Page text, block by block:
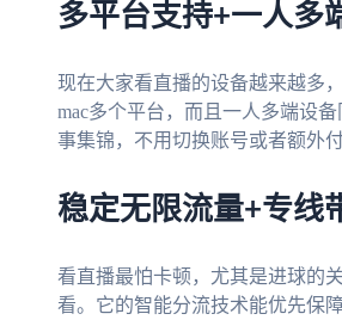
多平台支持+一人多
现在大家看直播的设备越来越多
mac多个平台，而且一人多端设
事集锦，不用切换账号或者额外
稳定无限流量+专线
看直播最怕卡顿，尤其是进球的关
看。它的智能分流技术能优先保